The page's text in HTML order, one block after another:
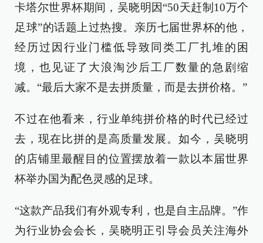
卡塔尔世界杯期间，吴晓明因“50天赶制10万个
足球”的话题上过热搜。亲历七届世界杯的他，
经历过因行业门槛低导致同类工厂扎堆的困
境，也见证了大浪淘沙后工厂数量的急剧缩
减。“最后大家不是去拼质量，而是去拼价格。”
不过在他看来，行业单纯拼价格的时代已经过
去，现在比拼的是高质量发展。如今，吴晓明
的店铺里最醒目的位置摆放着一款以本届世界
杯举办国为配色灵感的足球。
“这款产品我们有外观专利，也是自主品牌。”作
为行业协会会长，吴晓明正引导会员关注海外